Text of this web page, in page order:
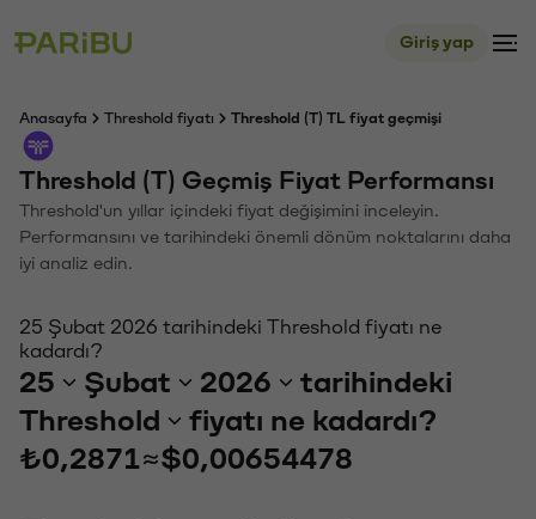
Giriş yap
Anasayfa Threshold fiyatı Threshold (T) TL fiyat geçmişi
Threshold (T) Geçmiş Fiyat Performansı
Threshold'un yıllar içindeki fiyat değişimini inceleyin.
Performansını ve tarihindeki önemli dönüm noktalarını daha
iyi analiz edin.
25 Şubat 2026 tarihindeki Threshold fiyatı ne
kadardı?
25 Şubat 2026
tarihindeki
Threshold
fiyatı ne kadardı?
₺0,2871≈$0,00654478